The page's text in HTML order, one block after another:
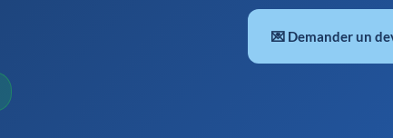
💌 Demander un